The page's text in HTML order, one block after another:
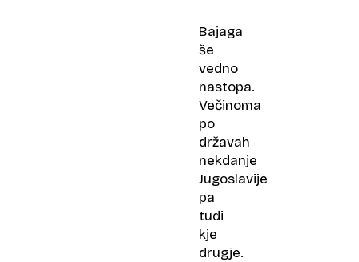
Bajaga
še
vedno
nastopa.
Večinoma
po
državah
nekdanje
Jugoslavije
pa
tudi
kje
drugje.